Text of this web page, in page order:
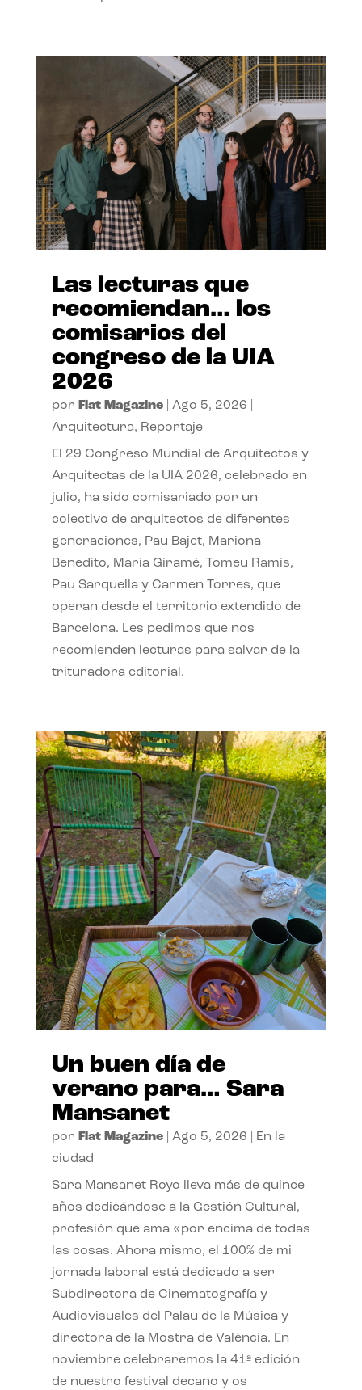
Las lecturas que
recomiendan… los
comisarios del
congreso de la UIA
2026
por Flat Magazine| Ago 5, 2026
Arquitectura, Reportaje
El 29 Congreso Mundial de Arquitectos y
Arquitectas de la UIA 2026, celebrado en
julio, ha sido comisariado por un
colectivo de arquitectos de diferentes
generaciones, Pau Bajet, Mariona
Benedito, Maria Giramé, Tomeu Ramis,
Pau Sarquella y Carmen Torres, que
operan desde el territorio extendido de
Barcelona. Les pedimos que nos
recomienden lecturas para salvar de la
trituradora editorial.
Un buen día de
verano para… Sara
Mansanet
por Flat Magazine| Ago 5, 2026
En la
ciudad
Sara Mansanet Royo lleva más de quince
años dedicándose a la Gestión Cultural,
profesión que ama «por encima de todas
las cosas. Ahora mismo, el 100% de mi
jornada laboral está dedicado a ser
Subdirectora de Cinematografía y
Audiovisuales del Palau de la Música y
directora de la Mostra de València. En
noviembre celebraremos la 41ª edición
de nuestro festival decano y os